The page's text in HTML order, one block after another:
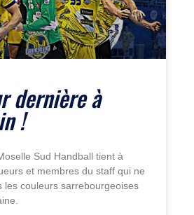
dernière à
!
Sud Handball tient à
et membres du staff qui ne
les couleurs sarrebourgeoises